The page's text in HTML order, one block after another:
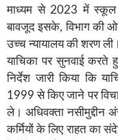
माध्यम से 2023 में स्कूल
बावजूद इसके, विभाग की
उच्च न्यायालय की शरण ली।
याचिका पर सुनवाई करते
निर्देश जारी किया कि
1999 से किए जाने पर
ले। अधिवक्ता नसीमुद्दीन
कर्मियों के लिए राहत का